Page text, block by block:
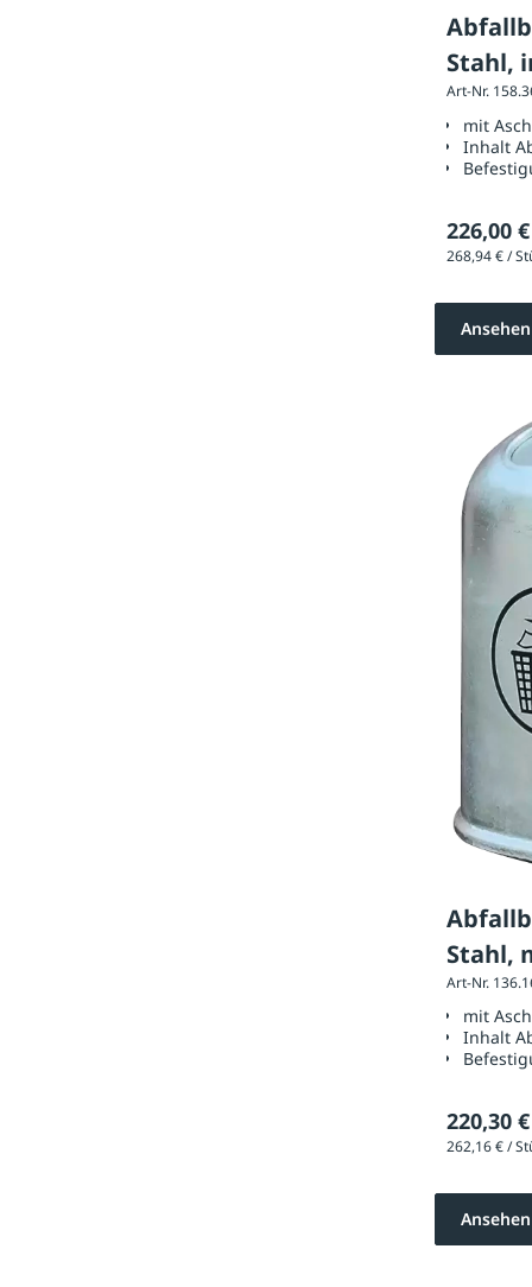
Stahl,
Art-Nr.
mit
Inhalt
226,00 €
Ansehen
Stahl,
Art-Nr.
mit
Inhalt
220,30 €
Ansehen